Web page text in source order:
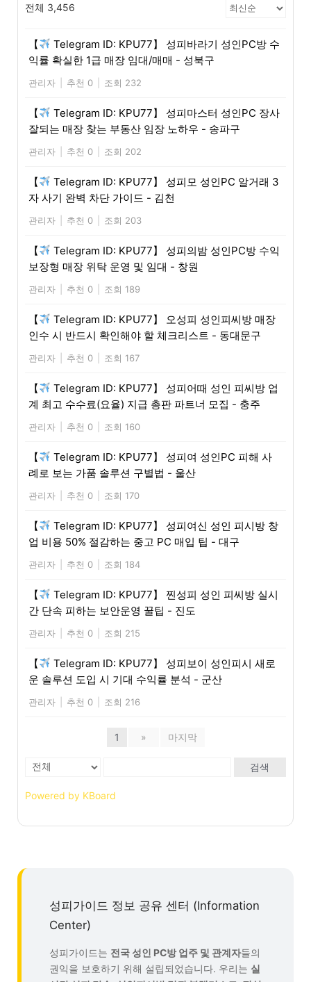
전체 3,456
【
Telegram ID: KPU77】 성피바라기 성인PC방 수
익률 확실한 1급 매장 임대/매매 - 성북구
관리자 추천 0 조회 232
【
Telegram ID: KPU77】 성피마스터 성인PC 장사
잘되는 매장 찾는 부동산 임장 노하우 - 송파구
관리자 추천 0 조회 202
【
Telegram ID: KPU77】 성피모 성인PC 알거래 3
자 사기 완벽 차단 가이드 - 김천
관리자 추천 0 조회 203
【
Telegram ID: KPU77】 성피의밤 성인PC방 수익
보장형 매장 위탁 운영 및 임대 - 창원
관리자 추천 0 조회 189
【
Telegram ID: KPU77】 오성피 성인피씨방 매장
인수 시 반드시 확인해야 할 체크리스트 - 동대문구
관리자 추천 0 조회 167
【
Telegram ID: KPU77】 성피어때 성인 피씨방 업
계 최고 수수료(요율) 지급 총판 파트너 모집 - 충주
관리자 추천 0 조회 160
【
Telegram ID: KPU77】 성피여 성인PC 피해 사
례로 보는 가품 솔루션 구별법 - 울산
관리자 추천 0 조회 170
【
Telegram ID: KPU77】 성피여신 성인 피시방 창
업 비용 50% 절감하는 중고 PC 매입 팁 - 대구
관리자 추천 0 조회 184
【
Telegram ID: KPU77】 찐성피 성인 피씨방 실시
간 단속 피하는 보안운영 꿀팁 - 진도
관리자 추천 0 조회 215
【
Telegram ID: KPU77】 성피보이 성인피시 새로
운 솔루션 도입 시 기대 수익률 분석 - 군산
관리자 추천 0 조회 216
1 » 마지막
검색
Powered by KBoard
성피가이드 정보 공유 센터 (Information
Center)
성피가이드는 전국 성인 PC방 업주 및 관계자들의
권익을 보호하기 위해 설립되었습니다. 우리는 실